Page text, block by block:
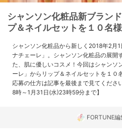
シャンソン化粧品新ブラン
プ＆ネイルセットを１０名
シャンソン化粧品から新しく2018年2月
ナチェーレ」。シャンソン化粧品の展開
た、肌に優しいコスメ！今回はシャンソ
ーレ」からリップ＆ネイルセットを１０
応募の仕方は記事を最後まで見てくださ
8時～1月31日(水)23時59分まで】
FORTUNE